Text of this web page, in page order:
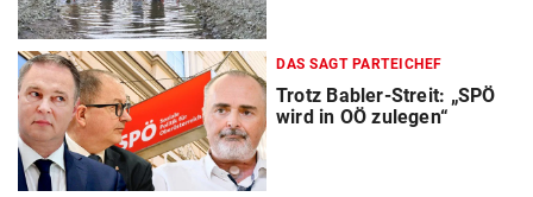
DAS SAGT PARTEICHEF
Trotz Babler-Streit: „SPÖ
wird in OÖ zulegen“